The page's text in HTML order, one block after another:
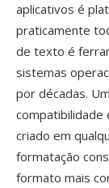
aplicativos é
praticamente
de texto é
sistemas
por décadas.
criado em
formatação
formato mais